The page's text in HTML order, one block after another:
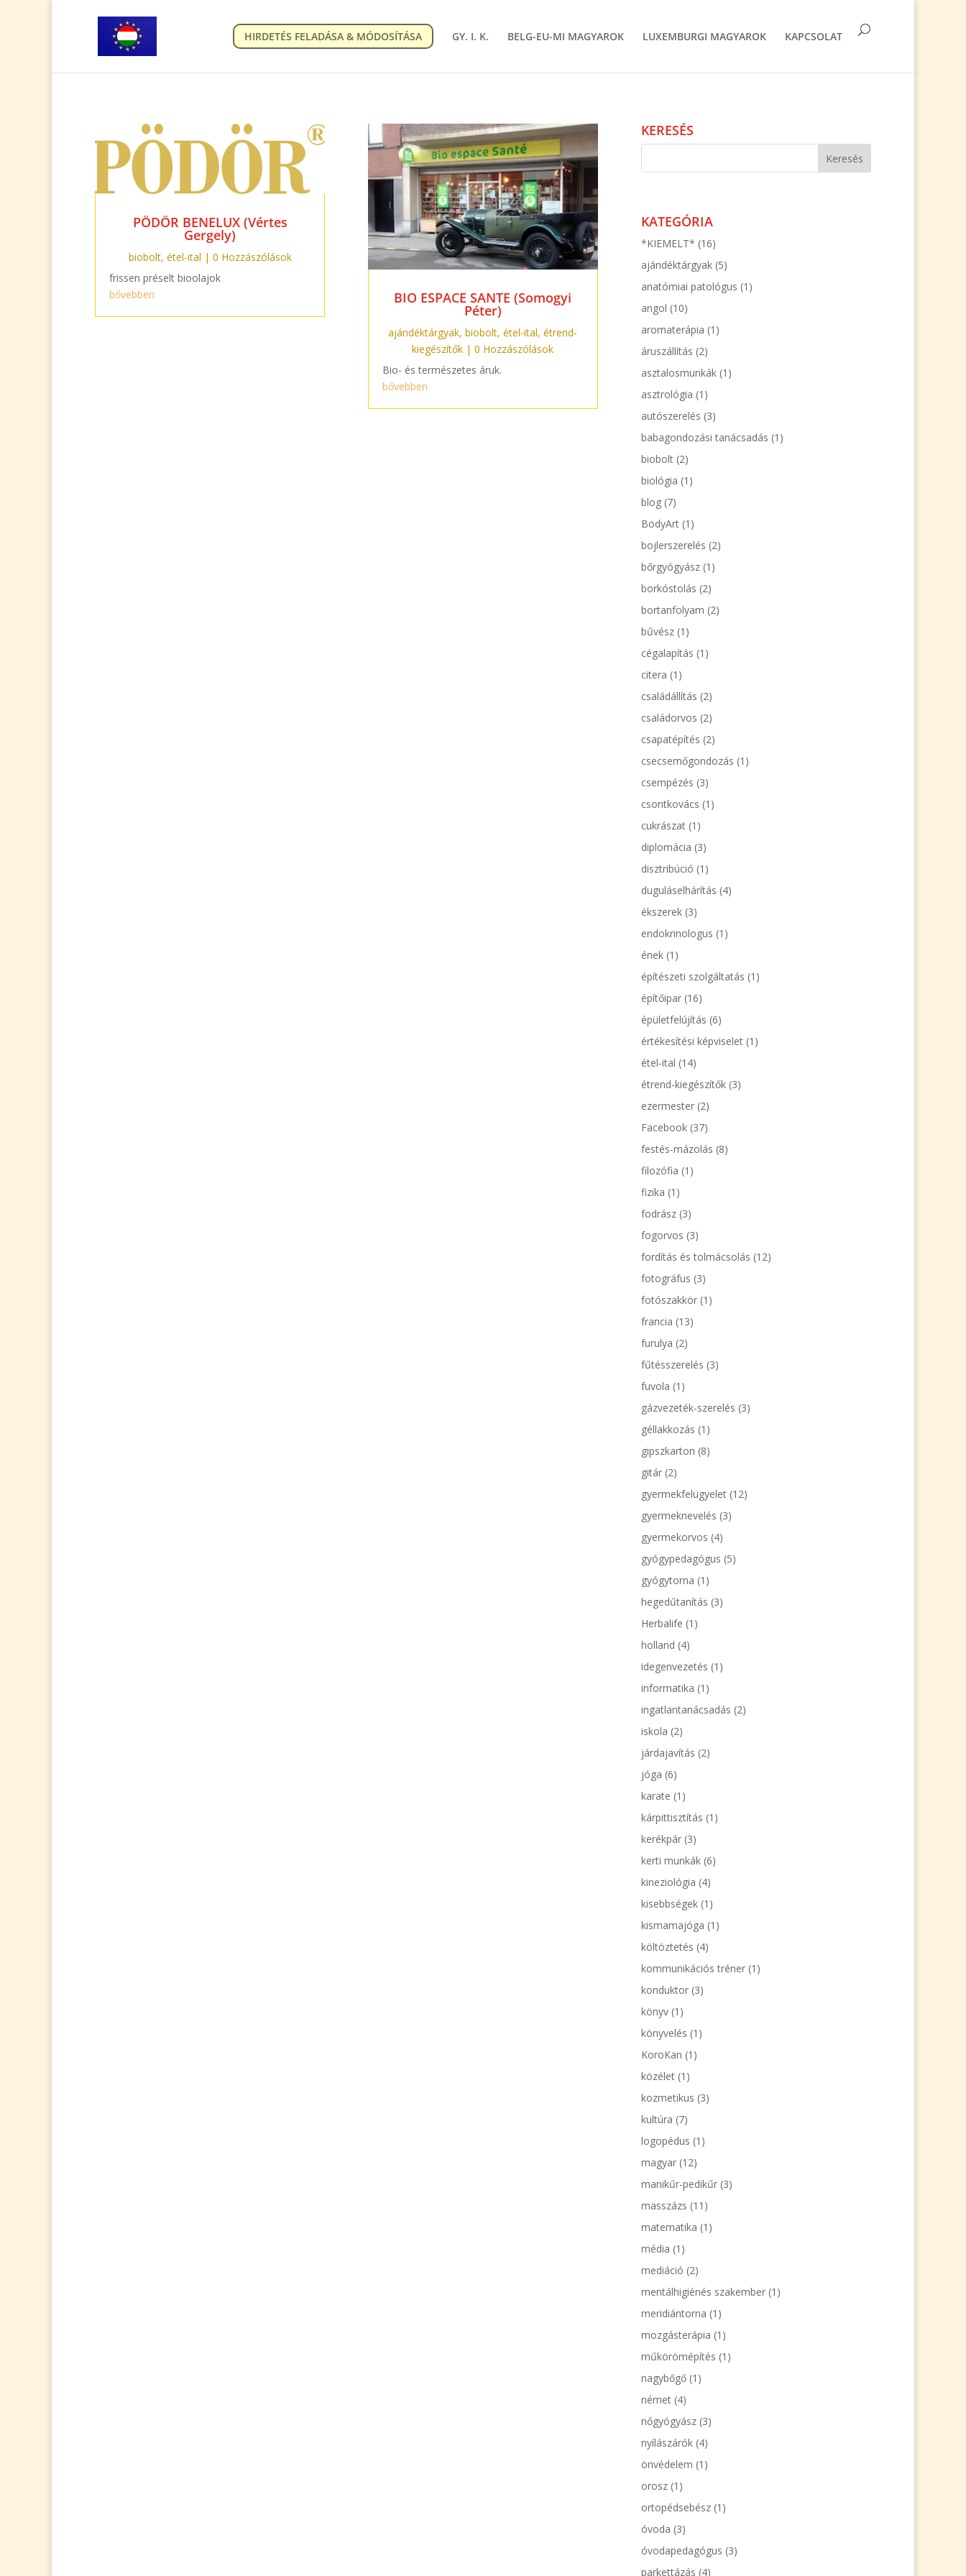
HIRDETÉS FELADÁSA & MÓDOSÍTÁSA GY. I. K. BELG-EU-MI MAGYAROK LUXEMBURGI MAGYAROK KAPCSOLAT
PÖDÖR BENELUX (Vértes
Gergely)
biobolt, étel-ital | 0 Hozzászólások
frissen préselt bioolajok
bővebben
BIO ESPACE SANTE (Somogyi
Péter)
ajándéktárgyak,biobolt,étel-ital,étrend-
kiegészítők | 0 Hozzászólások
Bio- és természetes áruk.
bővebben
KERESÉS
KATEGÓRIA
*KIEMELT* (16)
ajándéktárgyak(5)
anatómiai patológus (1)
angol (10)
aromaterápia (1)
áruszállítás (2)
asztalosmunkák(1)
asztrológia (1)
autószerelés (3)
babagondozási tanácsadás (1)
biobolt(2)
biológia (1)
blog(7)
BodyArt(1)
bojlerszerelés (2)
bőrgyógyász(1)
borkóstolás (2)
bortanfolyam (2)
bűvész(1)
cégalapítás (1)
citera (1)
családállítás (2)
családorvos (2)
csapatépítés (2)
csecsemőgondozás (1)
csempézés (3)
csontkovács (1)
cukrászat(1)
diplomácia (3)
disztribúció (1)
duguláselhárítás (4)
ékszerek(3)
endokrinologus (1)
ének(1)
építészeti szolgáltatás (1)
építőipar(16)
épületfelújítás (6)
értékesítési képviselet(1)
étel-ital (14)
étrend-kiegészítők(3)
ezermester(2)
Facebook(37)
festés-mázolás (8)
filozófia (1)
fizika (1)
fodrász(3)
fogorvos (3)
fordítás és tolmácsolás (12)
fotográfus (3)
fotószakkör(1)
francia (13)
furulya (2)
fűtésszerelés (3)
fuvola (1)
gázvezeték-szerelés (3)
géllakkozás (1)
gipszkarton (8)
gitár(2)
gyermekfelügyelet(12)
gyermeknevelés (3)
gyermekorvos (4)
gyógypedagógus (5)
gyógytorna (1)
hegedűtanítás (3)
Herbalife (1)
holland (4)
idegenvezetés (1)
informatika (1)
ingatlantanácsadás (2)
iskola (2)
járdajavítás (2)
jóga (6)
karate (1)
kárpittisztítás (1)
kerékpár(3)
kerti munkák(6)
kineziológia (4)
kisebbségek(1)
kismamajóga (1)
költöztetés (4)
kommunikációs tréner(1)
konduktor(3)
könyv(1)
könyvelés (1)
KoroKan (1)
közélet(1)
kozmetikus (3)
kultúra (7)
logopédus (1)
magyar(12)
manikűr-pedikűr(3)
masszázs (11)
matematika (1)
média (1)
mediáció (2)
mentálhigiénés szakember(1)
meridiántorna (1)
mozgásterápia (1)
műkörömépítés (1)
nagybőgő(1)
német(4)
nőgyógyász(3)
nyílászárók(4)
önvédelem (1)
orosz(1)
ortopédsebész(1)
óvoda (3)
óvodapedagógus (3)
parkettázás (4)